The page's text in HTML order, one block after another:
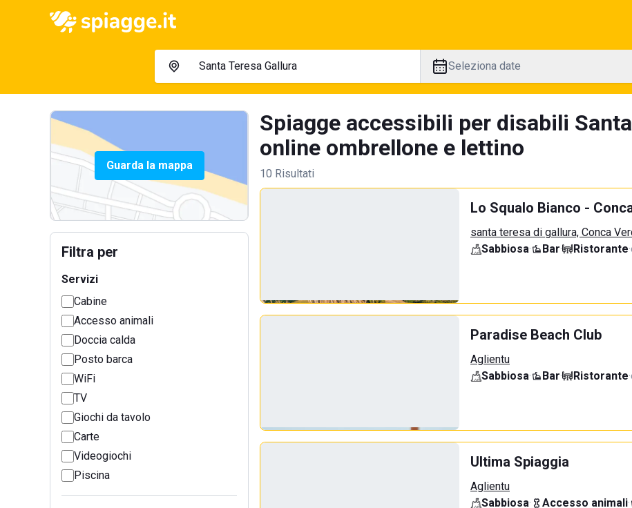
Seleziona date
Guarda la mappa
Filtra per
Servizi
Cabine
Accesso animali
Doccia calda
Posto barca
WiFi
TV
Giochi da tavolo
Carte
Videogiochi
Piscina
Spiagge accessibili per disabili
online ombrellone e lettino
10 Risultati
Lo Squalo Bianco -
santa teresa di gallura, Conca
Sabbiosa· Bar· Ristorante·
Paradise Beach Club
Aglientu
Sabbiosa· Bar· Ristorante·
Ultima Spiaggia
Aglientu
Sabbiosa· Accesso animali·